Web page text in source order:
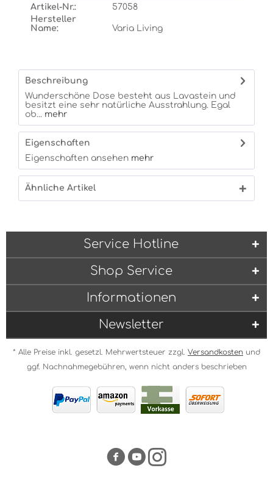
Artikel-Nr.:
57058
Hersteller
Name:
Varia Living
Beschreibung
Wunderschöne Dose besteht aus Lavastein und
besitzt eine sehr natürliche Ausstrahlung. Egal
ob... mehr
Eigenschaften
Eigenschaften ansehen mehr
Ähnliche Artikel
Service Hotline
Shop Service
Informationen
Newsletter
* Alle Preise inkl. gesetzl. Mehrwertsteuer zzgl. Versandkosten und
ggf. Nachnahmegebühren, wenn nicht anders beschrieben